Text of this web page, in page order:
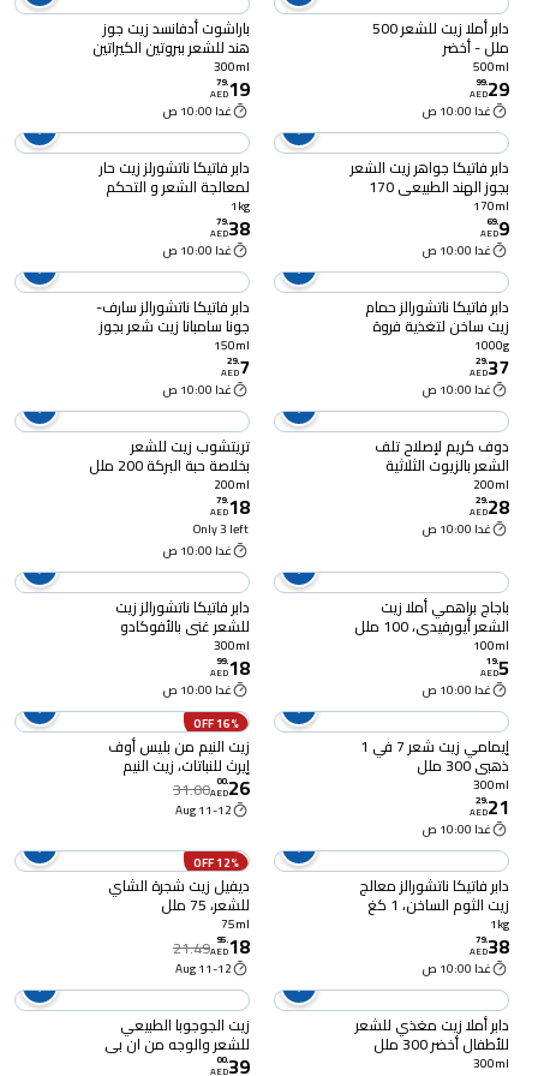
للبشرة - 500 مل دابر أملا زيت للشعر 500
ملل - أخضر
500ml
29
.
99
AED
غدا 10:00 ص
باراشوت أدفانسد زيت جوز
هند للشعر ببروتين الكيراتين
300 ملل - شفاف
300ml
19
.
79
AED
غدا 10:00 ص
دابر فاتيكا جواهر زيت الشعر
بجوز الهند الطبيعي 170
ملل
170ml
9
.
69
AED
غدا 10:00 ص
دابر فاتيكا ناتشورلز زيت حار
لمعالجة الشعر و التحكم
في التساقط 1 كلغ - أخضر
1kg
38
.
79
AED
غدا 10:00 ص
دابر فاتيكا ناتشورالز حمام
زيت ساخن لتغذية فروة
غرام
1000g
37
.
29
AED
غدا 10:00 ص
دابر فاتيكا ناتشورالز سارف-
جونا سامبانا زيت شعر بجوز
الهند 150 ملل
150ml
7
.
29
AED
غدا 10:00 ص
دوف كريم لإصلاح تلف
الشعر بالزيوت الثلاثية
المغذية، 200 ملل
200ml
28
.
29
AED
غدا 10:00 ص
تريتشوب زيت للشعر
بخلاصة حبة البركة 200 ملل
200ml
18
.
79
AED
Only 3 left
غدا 10:00 ص
باجاج براهمي أملا زيت
الشعر أيورفيدي، 100 ملل
100ml
5
.
19
AED
غدا 10:00 ص
دابر فاتيكا ناتشورالز زيت
للشعر غني بالأفوكادو
المكسيكي 300 ملل
300ml
18
.
99
AED
غدا 10:00 ص
إيمامي زيت شعر 7 في 1
ذهبي 300 ملل
300ml
21
.
29
AED
غدا 10:00 ص
16% OFF
زيت النيم من بليس أوف
إيرث للنباتات، زيت النيم
المضغوط على البارد للعناية
بالبشرة، زيت النيم البري
النقي 100% لصحة الشعر
خالي من المواد الكيميائية
ليلك هندي لطرد الآفات -
100 مل
26
.
00
AED
31.00
11-12 Aug
دابر فاتيكا ناتشورالز معالج
زيت الثوم الساخن، 1 كغ
1kg
38
.
79
AED
غدا 10:00 ص
12% OFF
ديفيل زيت شجرة الشاي
للشعر، 75 ملل
75ml
18
.
95
AED
21.49
11-12 Aug
دابر أملا زيت مغذي للشعر
للأطفال أخضر 300 ملل
300ml
زيت الجوجوبا الطبيعي
للشعر والوجه من ان بي
ال ، زيت مرطب متعدد
39
.
00
AED